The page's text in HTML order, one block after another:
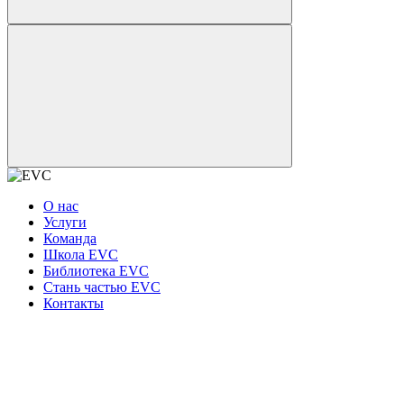
О нас
Услуги
Команда
Школа EVC
Библиотека EVC
Стань частью EVC
Контакты